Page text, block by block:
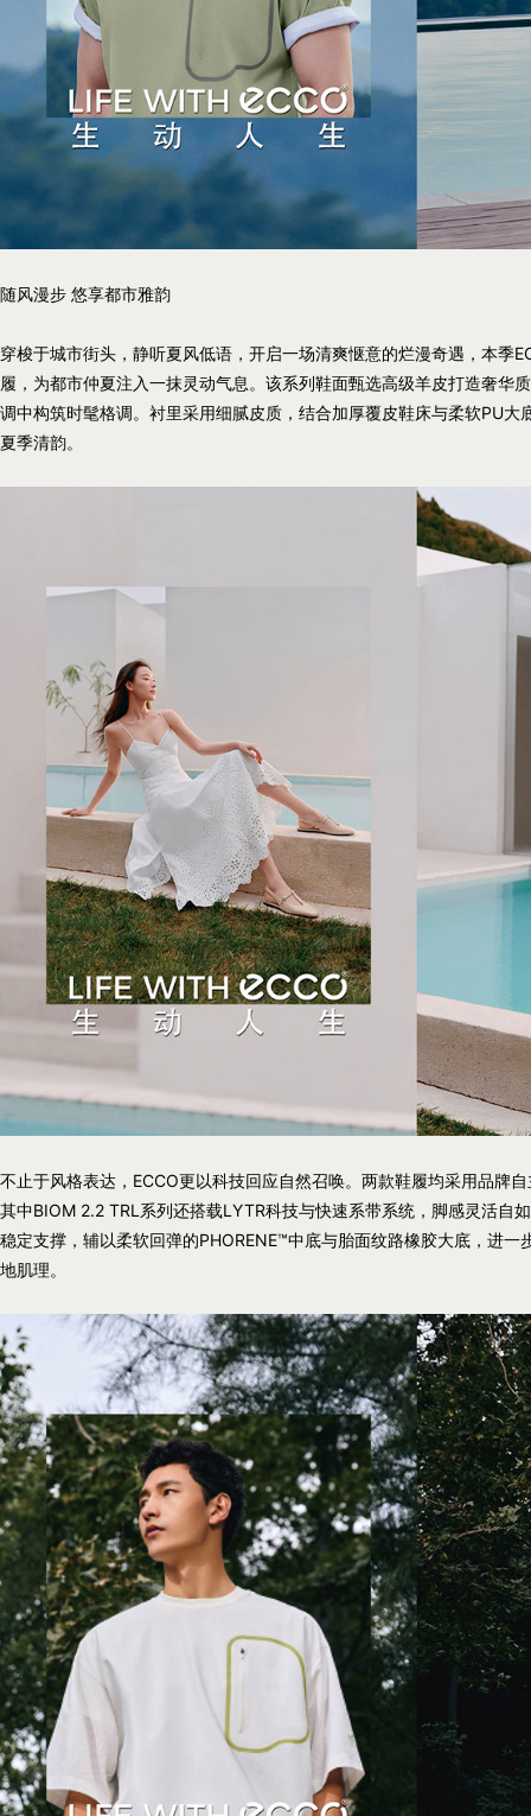
随风漫步 悠享都市雅韵
穿梭于城市街头，静听夏风低语，开启一场清爽惬意的烂漫奇遇，本季
履，为都市仲夏注入一抹灵动气息。该系列鞋面甄选高级羊皮打造奢华
调中构筑时髦格调。衬里采用细腻皮质，结合加厚覆皮鞋床与柔软PU
夏季清韵。
不止于风格表达，ECCO更以科技回应自然召唤。两款鞋履均采用品牌
其中BIOM 2.2 TRL系列还搭载LYTR科技与快速系带系统，脚感灵活自
稳定支撑，辅以柔软回弹的PHORENE™中底与胎面纹路橡胶大底，进
地肌理。